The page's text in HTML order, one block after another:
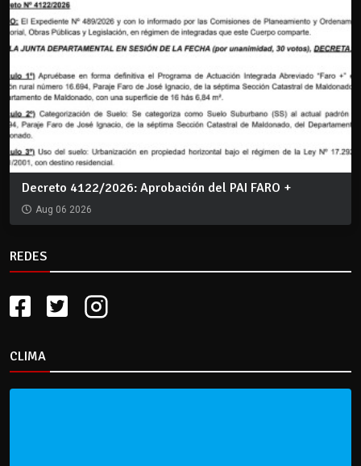
Decreto 4122/2026: Aprobación del PAI FARO +
Aug 06 2026
REDES
CLIMA